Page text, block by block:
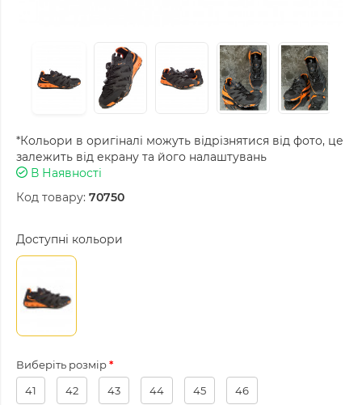
*Кольори в оригіналі можуть відрізнятися від фото, це
залежить від екрану та його налаштувань
В Наявності
Код товару: 70750
Доступні кольори
Виберіть розмір
41
42 43 44 45 46